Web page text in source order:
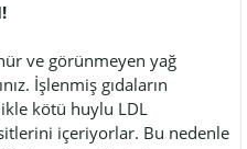
ve görünmeyen yağ
İşlenmiş gıdaların
kötü huylu LDL
içeriyorlar. Bu nedenle